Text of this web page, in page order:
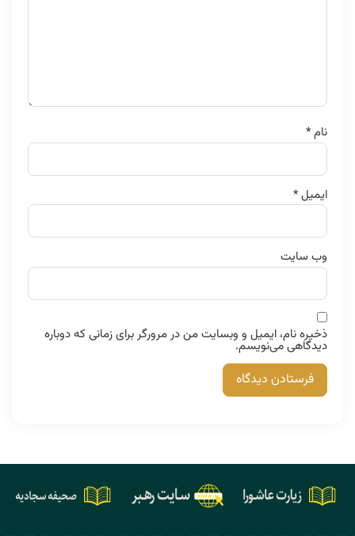
نام*
ایمیل*
وب‌ سایت
ذخیره نام، ایمیل و وبسایت من در مرورگر برای زمانی که دوباره
دیدگاهی می‌نویسم.